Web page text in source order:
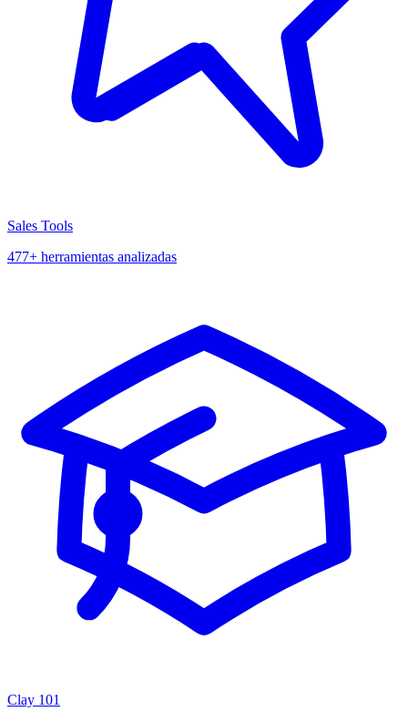
Sales Tools
477+ herramientas analizadas
Clay 101